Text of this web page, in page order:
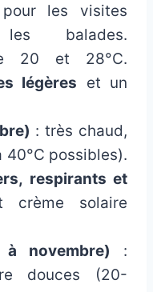
les visites
balades.
20 et 28°C.
légères et un
: très chaud,
possibles).
respirants et
crème solaire
novembre) :
douces (20-